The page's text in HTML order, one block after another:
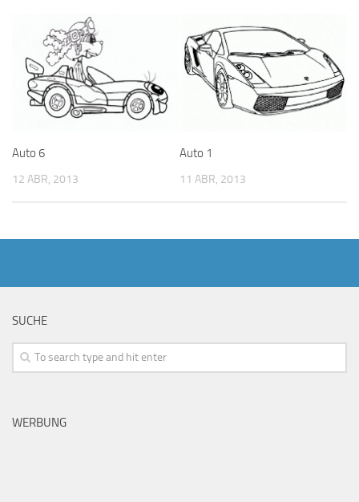
Auto 6
12 ABR, 2013
Auto 1
11 ABR, 2013
SUCHE
WERBUNG